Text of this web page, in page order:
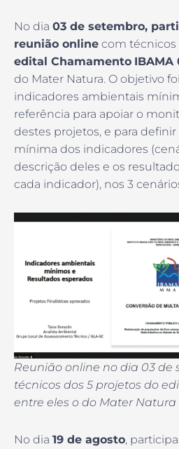
No dia 03 de setembro,
reunião online com técnicos
edital Chamamento IBAMA
do Mater Natura. O objetivo
indicadores ambientais
referência para apoiar o
destes projetos, e para
mínima dos indicadores
descrição deles e os
cada indicador), nos 3
Reunião online no dia 03 de
técnicos dos 5 projetos do
entre eles o do Mater Natura
No dia 19 de agosto,